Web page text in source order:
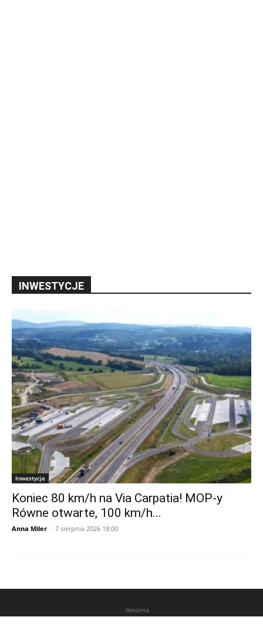
INWESTYCJE
Inwestycje
Koniec 80 km/h na Via Carpatia! MOP-y
Równe otwarte, 100 km/h...
Anna Miler - 7 sierpnia 2026 18:00
Reklama